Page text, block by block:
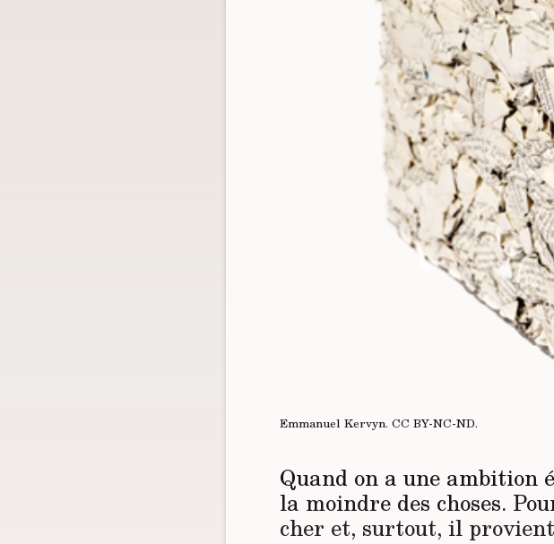
Emmanuel Kervyn. CC BY-NC-ND.
Quand on a une ambition
la moindre des choses.
cher et, surtout, il